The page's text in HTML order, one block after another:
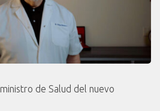
de Salud del nuevo